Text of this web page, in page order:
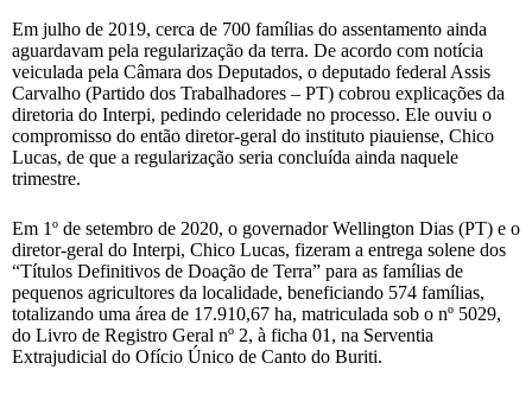
Em julho de 2019, cerca de 700 famílias do assentamento ainda
aguardavam pela regularização da terra. De acordo com notícia
veiculada pela Câmara dos Deputados, o deputado federal Assis
Carvalho (Partido dos Trabalhadores – PT) cobrou explicações da
diretoria do Interpi, pedindo celeridade no processo. Ele ouviu o
compromisso do então diretor-geral do instituto piauiense, Chico
Lucas, de que a regularização seria concluída ainda naquele
trimestre.
Em 1º de setembro de 2020, o governador Wellington Dias (PT) e o
diretor-geral do Interpi, Chico Lucas, fizeram a entrega solene dos
“Títulos Definitivos de Doação de Terra” para as famílias de
pequenos agricultores da localidade, beneficiando 574 famílias,
totalizando uma área de 17.910,67 ha, matriculada sob o nº 5029,
do Livro de Registro Geral nº 2, à ficha 01, na Serventia
Extrajudicial do Ofício Único de Canto do Buriti.